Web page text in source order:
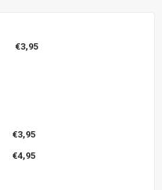
€3,95
€3,95
€4,95